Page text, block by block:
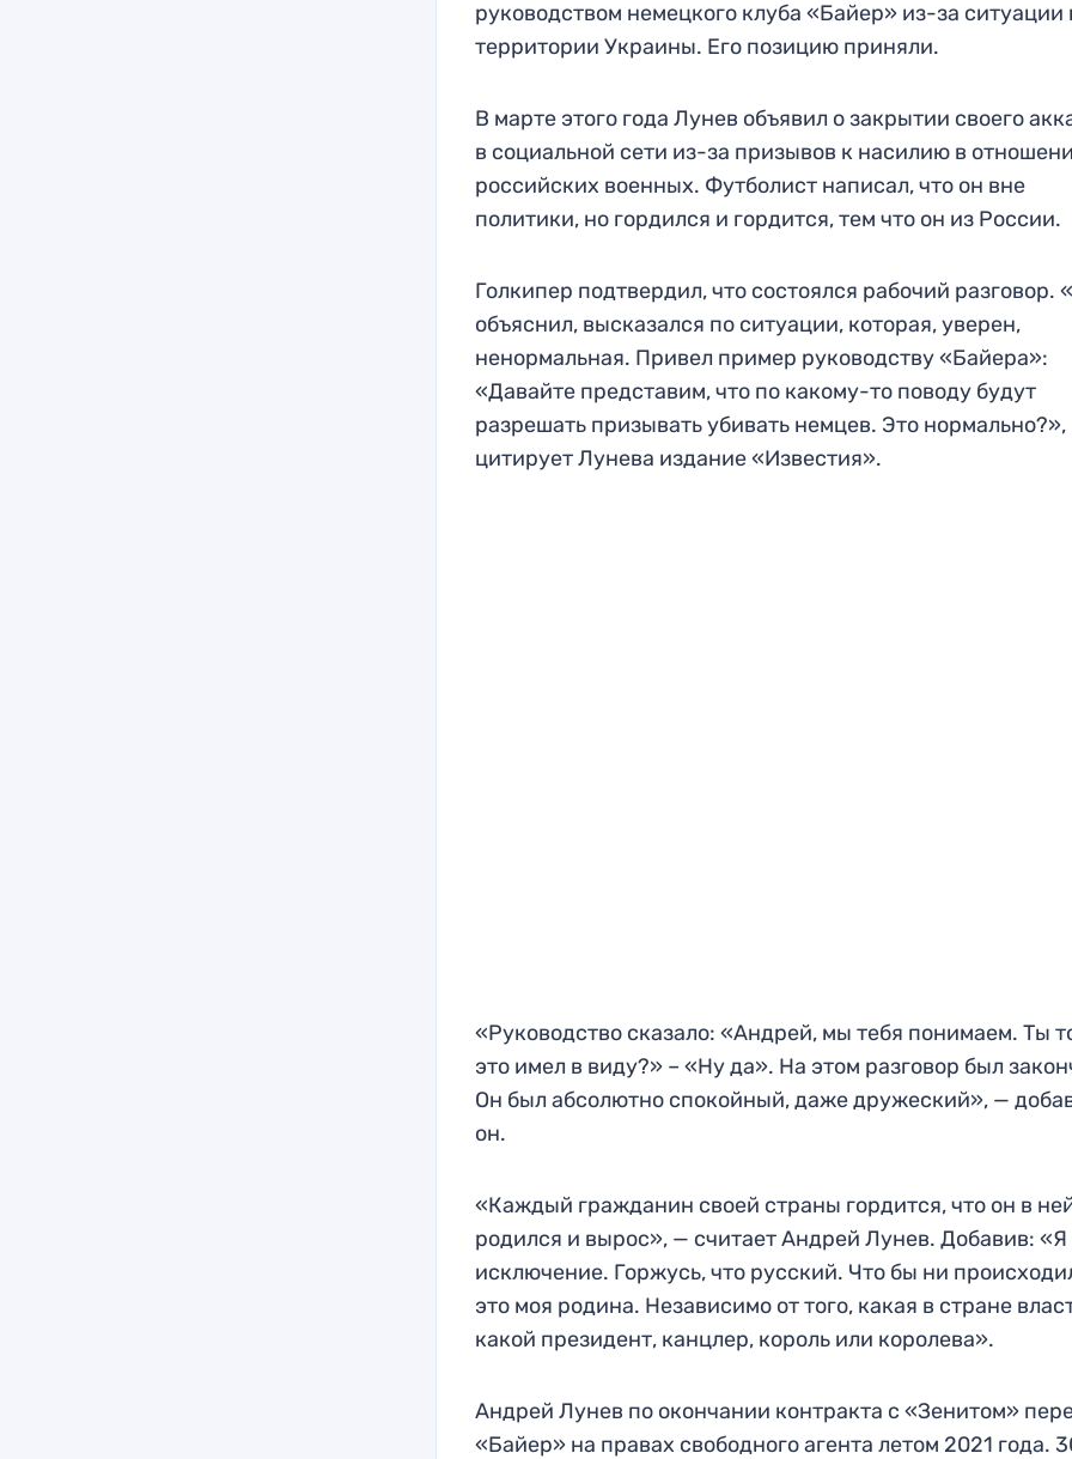
руководством немецкого клуба «Байер» из-за ситуации
территории Украины. Его позицию приняли.
В марте этого года Лунев объявил о закрытии своего
в социальной сети из-за призывов к насилию в
российских военных. Футболист написал, что он вне
политики, но гордился и гордится, тем что он из России.
Голкипер подтвердил, что состоялся рабочий разговор.
объяснил, высказался по ситуации, которая, уверен,
ненормальная. Привел пример руководству «Байера»:
«Давайте представим, что по какому-то поводу будут
разрешать призывать убивать немцев. Это
цитирует Лунева издание «Известия».
«Руководство сказало: «Андрей, мы тебя понимаем. Ты
это имел в виду?» – «Ну да». На этом разговор был
Он был абсолютно спокойный, даже дружеский», —
он.
«Каждый гражданин своей страны гордится, что он в
родился и вырос», — считает Андрей Лунев. Добавив: «Я
исключение. Горжусь, что русский. Что бы ни
это моя родина. Независимо от того, какая в стране
какой президент, канцлер, король или королева».
Андрей Лунев по окончании контракта с «Зенитом»
«Байер» на правах свободного агента летом 2021 года.